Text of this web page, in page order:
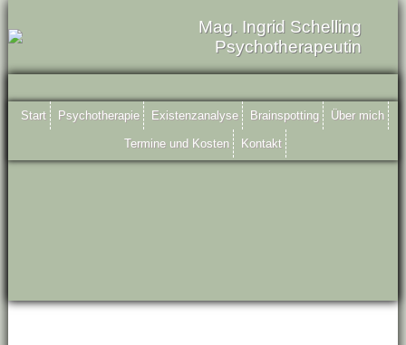
Mag. Ingrid Schelling
Psychotherapeutin
Start Psychotherapie Existenzanalyse Brainspotting Über mich
Termine und Kosten Kontakt